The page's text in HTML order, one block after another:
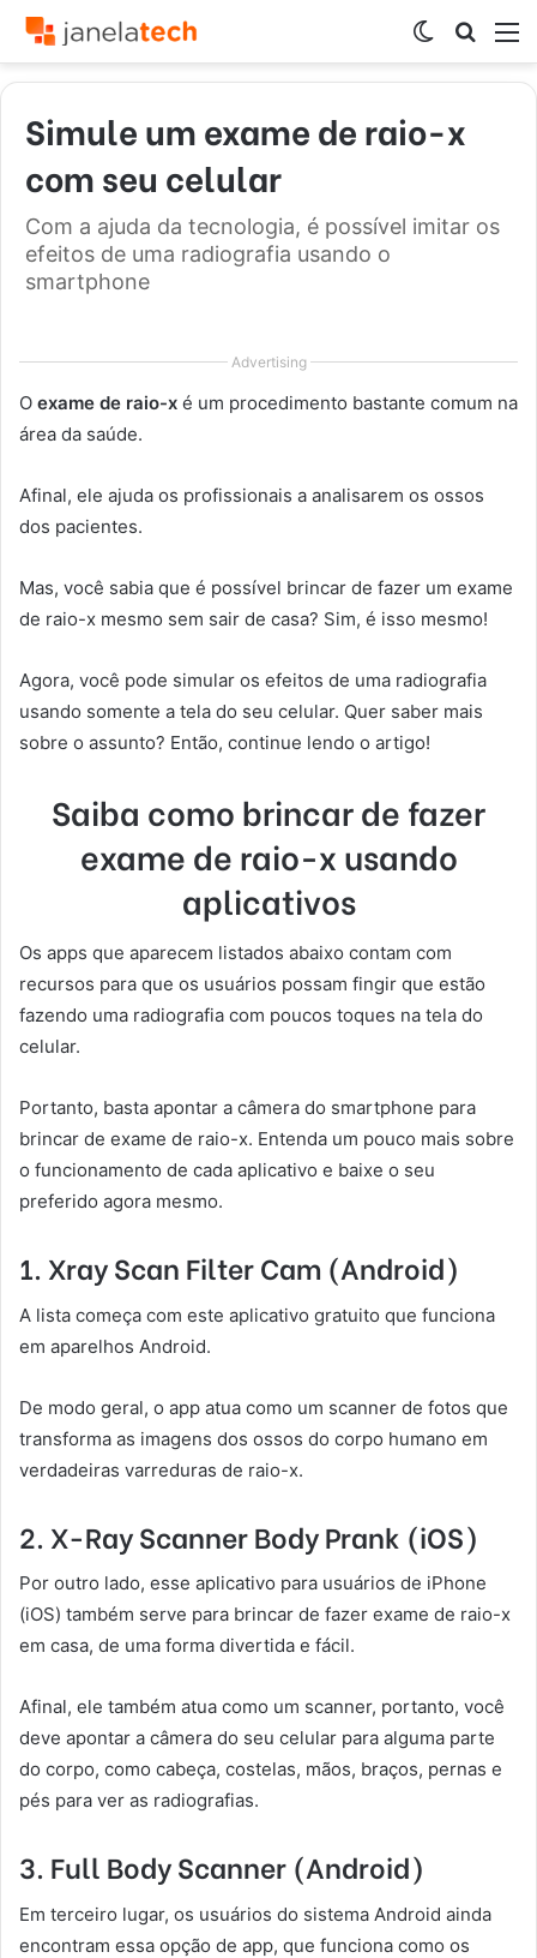
por
Switch
skin
Simule um exame de raio-x
com seu celular
Com a ajuda da tecnologia, é possível imitar os
efeitos de uma radiografia usando o
smartphone
Advertising
O exame de raio-x é um procedimento bastante comum na
área da saúde.
Afinal, ele ajuda os profissionais a analisarem os ossos
dos pacientes.
Mas, você sabia que é possível brincar de fazer um exame
de raio-x mesmo sem sair de casa? Sim, é isso mesmo!
Agora, você pode simular os efeitos de uma radiografia
usando somente a tela do seu celular. Quer saber mais
sobre o assunto? Então, continue lendo o artigo!
Saiba como brincar de fazer
exame de raio-x usando
aplicativos
Os apps que aparecem listados abaixo contam com
recursos para que os usuários possam fingir que estão
fazendo uma radiografia com poucos toques na tela do
celular.
Portanto, basta apontar a câmera do smartphone para
brincar de exame de raio-x. Entenda um pouco mais sobre
o funcionamento de cada aplicativo e baixe o seu
preferido agora mesmo.
1. Xray Scan Filter Cam (Android)
A lista começa com este aplicativo gratuito que funciona
em aparelhos Android.
De modo geral, o app atua como um scanner de fotos que
transforma as imagens dos ossos do corpo humano em
verdadeiras varreduras de raio-x.
2. X-Ray Scanner Body Prank (iOS)
Por outro lado, esse aplicativo para usuários de iPhone
(iOS) também serve para brincar de fazer exame de raio-x
em casa, de uma forma divertida e fácil.
Afinal, ele também atua como um scanner, portanto, você
deve apontar a câmera do seu celular para alguma parte
do corpo, como cabeça, costelas, mãos, braços, pernas e
pés para ver as radiografias.
3. Full Body Scanner (Android)
Em terceiro lugar, os usuários do sistema Android ainda
encontram essa opção de app, que funciona como os